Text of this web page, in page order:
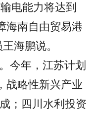
电能力将达到
海南自由贸易港
海鹏说。
今年，江苏计划
战略性新兴产业
；四川水利投资